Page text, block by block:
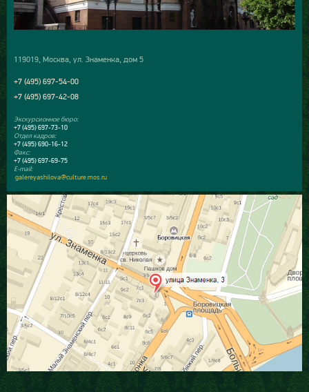
119019, Москва, ул. Знаменка, дом 5
+7 (495) 697-54-00
+7 (495) 697-42-08
Экскурсионное бюро:
+7 (495) 697-73-10
Отдел кадров:
+7 (495) 690-16-12
Факс:
+7 (495) 697-69-75
E-mail:
galereyashilova@culture.mos.ru